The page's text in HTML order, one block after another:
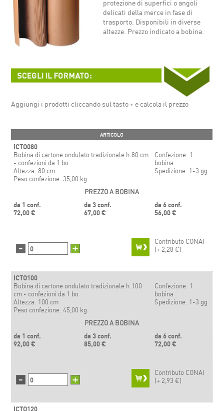
protezione di superfici o angoli
delicati della merce in fase di
trasporto. Disponibili in diverse
altezze. Prezzo indicato a bobina.
Aggiungi i prodotti cliccando sul tasto + e calcola il prezzo
ARTICOLO
ICTO080
Bobina di cartone ondulato tradizionale h.80 cm
- confezioni da 1 bo
Altezza: 80 cm
Peso confezione: 35,00 kg
Confezione: 1
bobina
Spedizione: 1-3 gg
PREZZO A BOBINA
da 1 conf.
72,00 €
da 3 conf.
67,00 €
da 6 conf.
56,00 €
- +
Contributo CONAI
(+ 2,28 €)
ICTO100
Bobina di cartone ondulato tradizionale h.100
cm - confezioni da 1 bo
Altezza: 100 cm
Peso confezione: 45,00 kg
Confezione: 1
bobina
Spedizione: 1-3 gg
PREZZO A BOBINA
da 1 conf.
92,00 €
da 3 conf.
85,00 €
da 6 conf.
72,00 €
- +
Contributo CONAI
(+ 2,93 €)
ICTO120